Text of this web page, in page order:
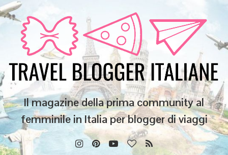
Il magazine della prima community al
femminile in Italia per blogger di viaggi